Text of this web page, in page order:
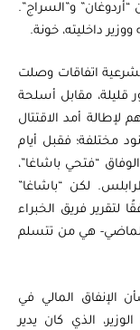
و”السراج”.
داخليته، خونة.
اتفاقات وصلت
شهور قليلة، مقابل أسلحة
أمد الاقتتال
مختلفة؛ فقبل أيام
“فتحي باشاغا”،
لكن “باشاغا”
فريق الخبراء
هي من تتسلم
المالي في
الذي كان يدير